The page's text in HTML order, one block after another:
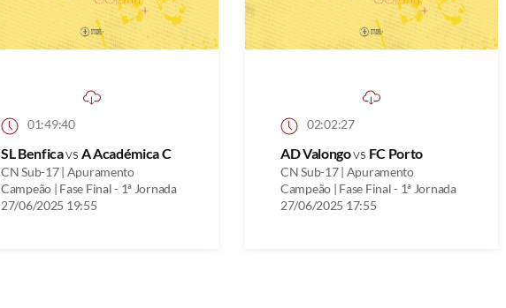
01:49:40
SL Benficavs A Académica C
CN Sub-17 | Apuramento
Campeão | Fase Final - 1ª Jornada
27/06/2025 19:55
02:02:27
AD Valongovs FC Porto
CN Sub-17 | Apuramento
Campeão | Fase Final - 1ª Jornada
27/06/2025 17:55